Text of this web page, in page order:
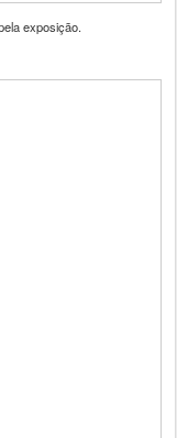
exposição.